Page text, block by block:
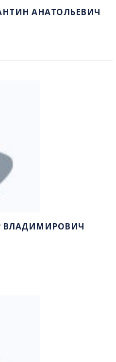
АНАТОЛЬЕВИЧ